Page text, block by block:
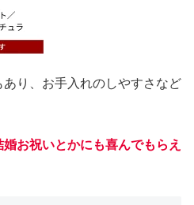
り、お手入れのしやすさなど
お祝いとかにも喜んでもらえ